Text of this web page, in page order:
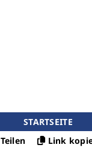
STARTSEITE
Teilen
Link